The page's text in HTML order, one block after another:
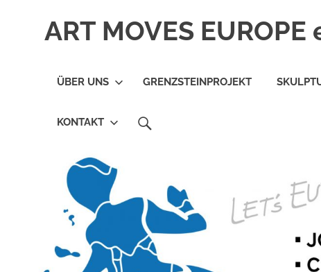
ART MOVES EUROPE
ÜBER UNS GRENZSTEINPROJEKT
KONTAKT